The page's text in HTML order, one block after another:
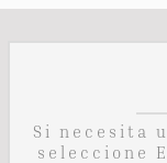
Si necesita
seleccione